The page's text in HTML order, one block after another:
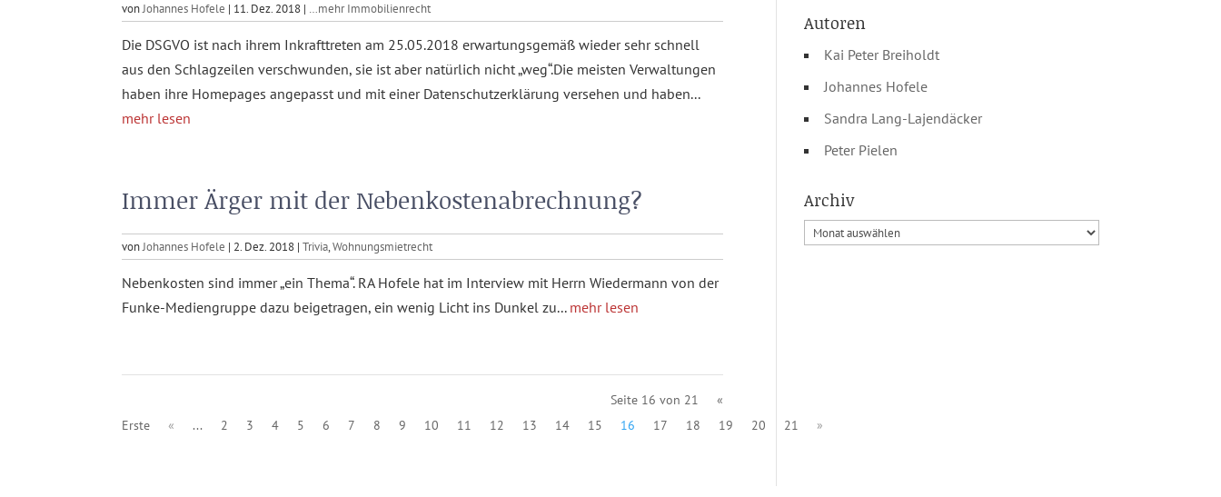
vonJohannes Hofele | 11. Dez. 2018 | …mehr Immobilienrecht
Die DSGVO ist nach ihrem Inkrafttreten am 25.05.2018 erwartungsgemäß wieder sehr schnell
aus den Schlagzeilen verschwunden, sie ist aber natürlich nicht „weg“.Die meisten Verwaltungen
haben ihre Homepages angepasst und mit einer Datenschutzerklärung versehen und haben...
mehr lesen
Immer Ärger mit der Nebenkostenabrechnung?
vonJohannes Hofele | 2. Dez. 2018 |Trivia,Wohnungsmietrecht
Nebenkosten sind immer „ein Thema“. RA Hofele hat im Interview mit Herrn Wiedermann von der
Funke-Mediengruppe dazu beigetragen, ein wenig Licht ins Dunkel zu... mehr lesen
Seite 16 von 21
«
Erste
« ... 2 3 4 5 6 7 8 9 10 11 12 13 14 15 16 17 18 19 20 21 »
Autoren
Kai Peter Breiholdt
Johannes Hofele
Sandra Lang-Lajendäcker
Peter Pielen
Archiv